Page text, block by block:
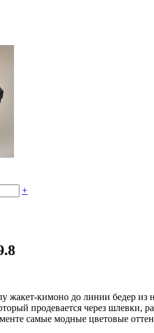
+
жакет-кимоно до линии бедер из
продевается через
самые модные цветовые